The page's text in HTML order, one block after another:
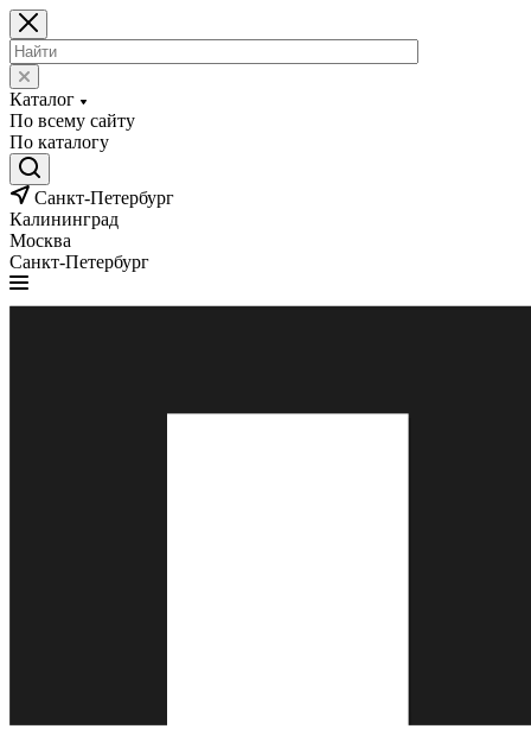
Каталог
По всему сайту
По каталогу
Санкт-Петербург
Калининград
Москва
Санкт-Петербург